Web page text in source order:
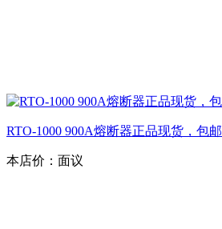
RTO-1000 900A熔断器正品现货，包邮
本店价： 面议